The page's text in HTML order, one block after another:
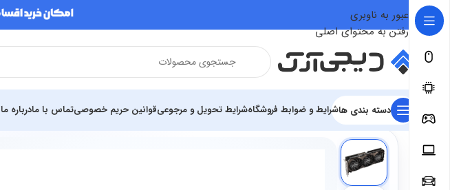
عبور به ناوبری
رفتن به محتوای اصلی
دسته بندی هاشرایط و ضوابط فروشگاهشرایط تحویل و مرجوعیقوانین حریم خصوصیتماس با مادرباره ما
فروشگاه تجهیزات گیمینگ تجهیزات سخت افزاری گیمینگ کارت گرافیک گیمینگ